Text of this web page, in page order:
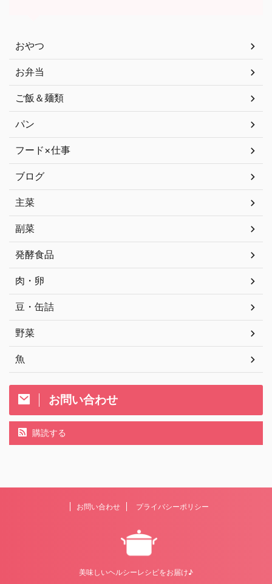
おやつ
お弁当
ご飯＆麺類
パン
フード×仕事
ブログ
主菜
副菜
発酵食品
肉・卵
豆・缶詰
野菜
魚
お問い合わせ
購読する
お問い合わせ プライバシーポリシー
美味しいヘルシーレシピをお届け♪